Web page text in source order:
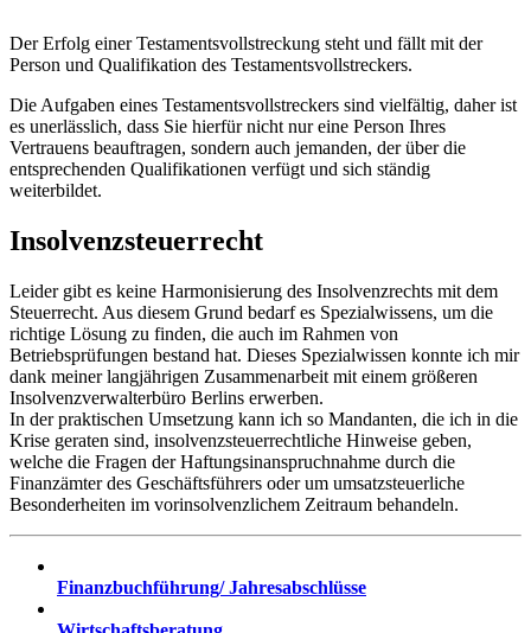
Der Erfolg einer Testamentsvollstreckung steht und fällt mit der
Person und Qualifikation des Testamentsvollstreckers.
Die Aufgaben eines Testamentsvollstreckers sind vielfältig, daher ist
es unerlässlich, dass Sie hierfür nicht nur eine Person Ihres
Vertrauens beauftragen, sondern auch jemanden, der über die
entsprechenden Qualifikationen verfügt und sich ständig
weiterbildet.
Insolvenzsteuerrecht
Leider gibt es keine Harmonisierung des Insolvenzrechts mit dem
Steuerrecht. Aus diesem Grund bedarf es Spezialwissens, um die
richtige Lösung zu finden, die auch im Rahmen von
Betriebsprüfungen bestand hat. Dieses Spezialwissen konnte ich mir
dank meiner langjährigen Zusammenarbeit mit einem größeren
Insolvenzverwalterbüro Berlins erwerben.
In der praktischen Umsetzung kann ich so Mandanten, die ich in die
Krise geraten sind, insolvenzsteuerrechtliche Hinweise geben,
welche die Fragen der Haftungsinanspruchnahme durch die
Finanzämter des Geschäftsführers oder um umsatzsteuerliche
Besonderheiten im vorinsolvenzlichem Zeitraum behandeln.
Finanzbuchführung/ Jahresabschlüsse